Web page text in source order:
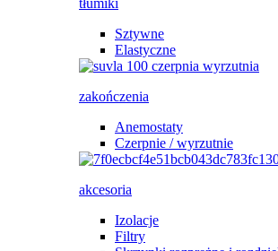
tłumiki
Sztywne
Elastyczne
zakończenia
Anemostaty
Czerpnie / wyrzutnie
akcesoria
Izolacje
Filtry